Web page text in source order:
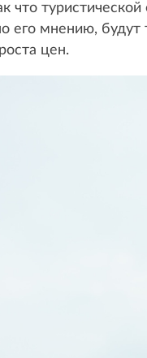
что
его мнению,
цен.